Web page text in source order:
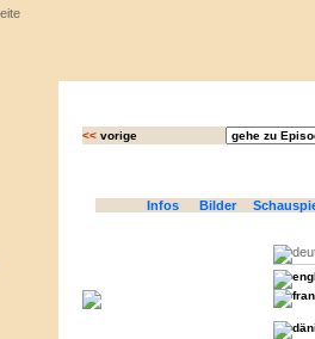
<<vorige
Infos Bilder